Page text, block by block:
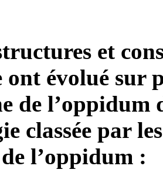
et
ont évolué sur
de l’oppidum
classée par
l’oppidum :